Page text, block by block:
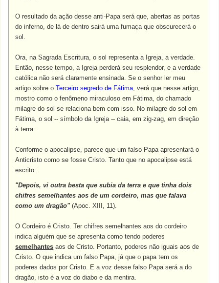
O resultado da ação desse anti-Papa será que, abertas as portas
do inferno, de lá de dentro sairá uma fumaça que obscurecerá o
sol.
Ora, na Sagrada Escritura, o sol representa a Igreja, a verdade.
Então, nesse tempo, a Igreja perderá seu resplendor, e a verdade
católica não será claramente ensinada. Se o senhor ler meu
artigo sobre oTerceiro segredo de Fátima, verá que nesse artigo,
mostro como o fenômeno miraculoso em Fátima, do chamado
milagre do sol se relaciona bem com isso. No milagre do sol em
Fátima, o sol -- símbolo da Igreja -- caia, em zig-zag, em direção
à terra...
Conforme o apocalipse, parece que um falso Papa apresentará o
Anticristo como se fosse Cristo. Tanto que no apocalipse está
escrito:
"Depois, vi outra besta que subia da terra e que tinha dois
chifres semelhantes aos de um cordeiro, mas que falava
como um dragão" (Apoc. XIII, 11).
O Cordeiro é Cristo. Ter chifres semelhantes aos do cordeiro
indica alguém que se apresenta como tendo poderes
semelhantes aos de Cristo. Portanto, poderes não iguais aos de
Cristo. O que indica um falso Papa, já que o papa tem os
poderes dados por Cristo. E a voz desse falso Papa será a do
dragão, isto é a voz do diabo e da mentira.